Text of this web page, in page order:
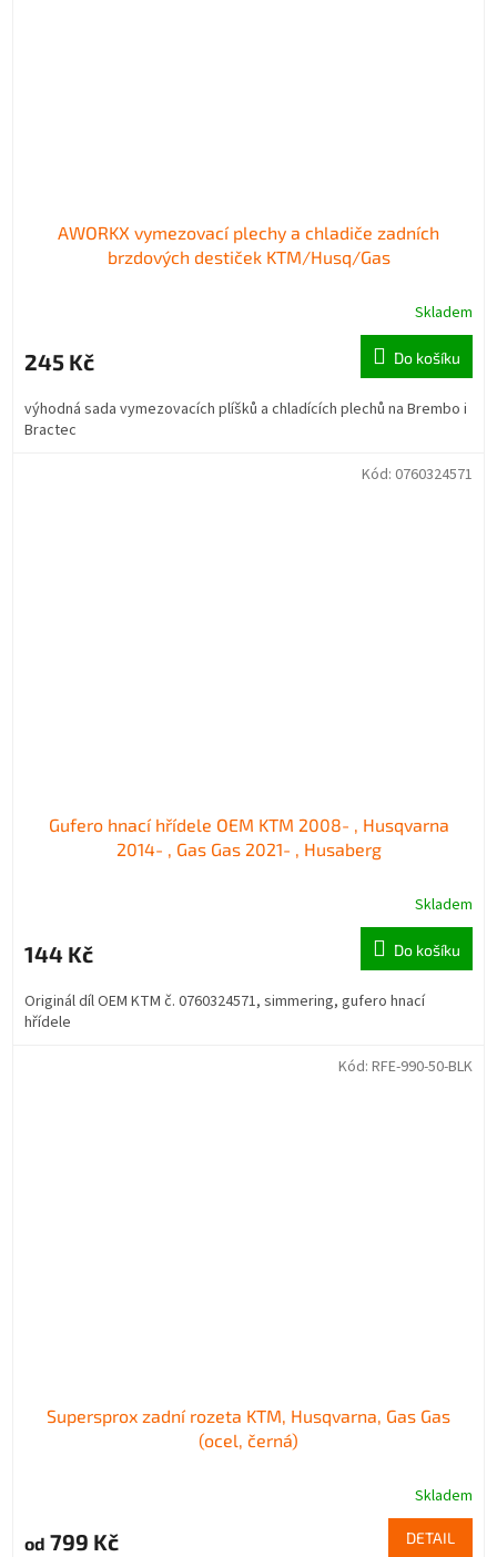
AWORKX vymezovací plechy a chladiče zadních
brzdových destiček KTM/Husq/Gas
Skladem
245 Kč Do košíku
výhodná sada vymezovacích plíšků a chladících plechů na Brembo i
Bractec
Gufero hnací hřídele OEM KTM 2008- , Husqvarna
2014- , Gas Gas 2021- , Husaberg
Skladem
144 Kč Do košíku
Originál díl OEM KTM č. 0760324571, simmering, gufero hnací
hřídele
Kód: 0760324571
Supersprox zadní rozeta KTM, Husqvarna, Gas Gas
(ocel, černá)
Skladem
od 799 Kč DETAIL
Kód: RFE-990-50-BLK